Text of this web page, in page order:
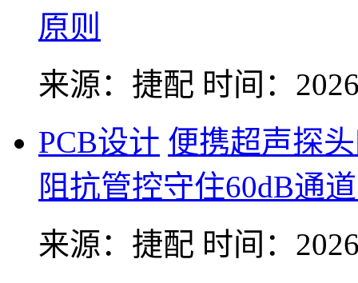
原则
来源：捷配 时间：
PCB设计 便携超声探
阻抗管控守住60dB通
来源：捷配 时间：